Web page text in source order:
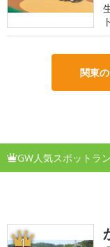
関東
GW人気スポットラ
1